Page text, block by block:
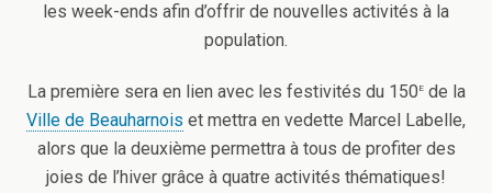
les week-ends afin d’offrir de nouvelles activités à la
population.
La première sera en lien avec les festivités du 150ede la
Ville de Beauharnois et mettra en vedette Marcel Labelle,
alors que la deuxième permettra à tous de profiter des
joies de l’hiver grâce à quatre activités thématiques!